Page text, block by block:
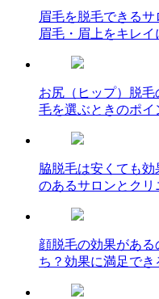
眉毛を脱毛できるサ
眉毛・眉上をキレイ
お尻（ヒップ）脱
毛を選ぶときのポイ
脇脱毛は安くても
のあるサロンとク
顔脱毛の効果があ
ち？効果に満足で